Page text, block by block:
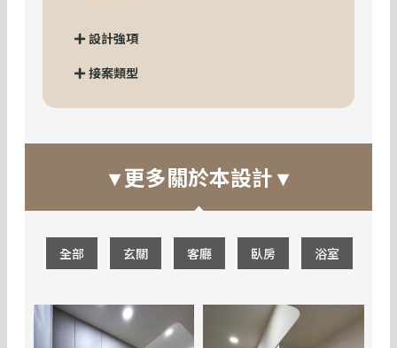
設計強項
接案類型
▾ 更多關於本設計 ▾
全部 玄關 客廳 臥房 浴室